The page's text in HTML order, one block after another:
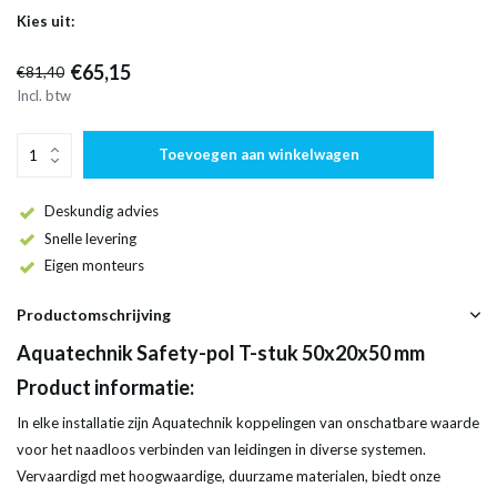
Kies uit:
€81,40 €65,15
Incl. btw
Toevoegen aan winkelwagen
Deskundig advies
Snelle levering
Eigen monteurs
Productomschrijving
Aquatechnik Safety-pol T-stuk 50x20x50 mm
Product informatie:
In elke installatie zijn Aquatechnik koppelingen van onschatbare waarde
voor het naadloos verbinden van leidingen in diverse systemen.
Vervaardigd met hoogwaardige, duurzame materialen, biedt onze